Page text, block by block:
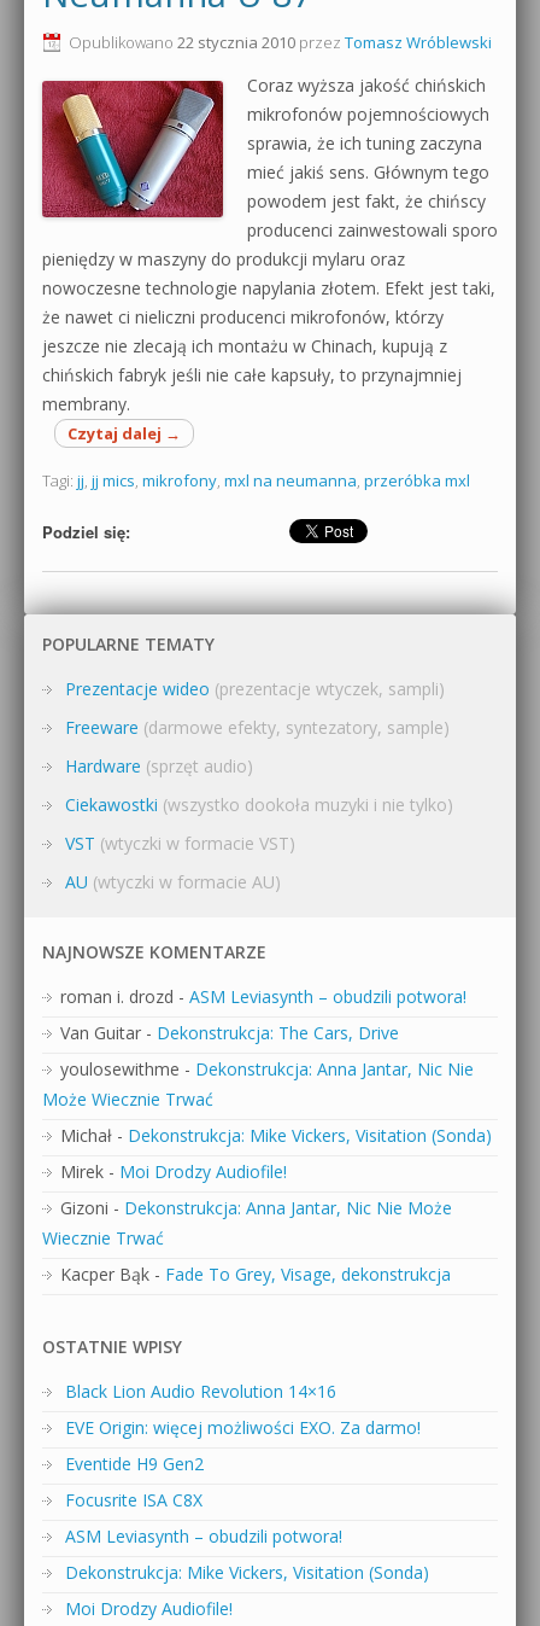
Produkcja muzyczna od podstaw
Sylenth1 od podstaw
Sound Forge od podstaw
Dubstep z syntezatorem Massive
Kontakt 5 Kompendium
Pakiety
0dB.pl - informacje
Newsletter
Materiały dla mediów
Archiwum aktualności
Polityka prywatności
Regulamin
Działanie sklepu internetowego
Wyszukiwanie
Opublikowano 22 stycznia 2010 przez Tomasz Wróblewski
Coraz wyższa jakość chińskich
mikrofonów pojemnościowych
sprawia, że ich tuning zaczyna
mieć jakiś sens. Głównym tego
powodem jest fakt, że chińscy
producenci zainwestowali sporo
pieniędzy w maszyny do produkcji mylaru oraz
nowoczesne technologie napylania złotem. Efekt jest taki,
że nawet ci nieliczni producenci mikrofonów, którzy
jeszcze nie zlecają ich montażu w Chinach, kupują z
chińskich fabryk jeśli nie całe kapsuły, to przynajmniej
membrany.
Czytaj dalej →
Tagi: jj, jj mics, mikrofony, mxl na neumanna, przeróbka mxl
Podziel się:
POPULARNE TEMATY
Prezentacje wideo (prezentacje wtyczek, sampli)
Freeware (darmowe efekty, syntezatory, sample)
Hardware (sprzęt audio)
Ciekawostki (wszystko dookoła muzyki i nie tylko)
VST (wtyczki w formacie VST)
AU (wtyczki w formacie AU)
NAJNOWSZE KOMENTARZE
roman i. drozd - ASM Leviasynth – obudzili potwora!
Van Guitar - Dekonstrukcja: The Cars, Drive
youlosewithme - Dekonstrukcja: Anna Jantar, Nic Nie
Może Wiecznie Trwać
Michał - Dekonstrukcja: Mike Vickers, Visitation (Sonda)
Mirek - Moi Drodzy Audiofile!
Gizoni - Dekonstrukcja: Anna Jantar, Nic Nie Może
Wiecznie Trwać
Kacper Bąk - Fade To Grey, Visage, dekonstrukcja
OSTATNIE WPISY
Black Lion Audio Revolution 14×16
EVE Origin: więcej możliwości EXO. Za darmo!
Eventide H9 Gen2
Focusrite ISA C8X
ASM Leviasynth – obudzili potwora!
Dekonstrukcja: Mike Vickers, Visitation (Sonda)
Moi Drodzy Audiofile!